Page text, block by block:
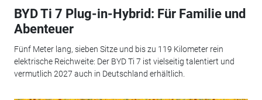
BYD Ti 7 Plug-in-Hybrid: Für Familie und
Abenteuer
Fünf Meter lang, sieben Sitze und bis zu 119 Kilometer rein
elektrische Reichweite: Der BYD Ti 7 ist vielseitig talentiert und
vermutlich 2027 auch in Deutschland erhältlich.